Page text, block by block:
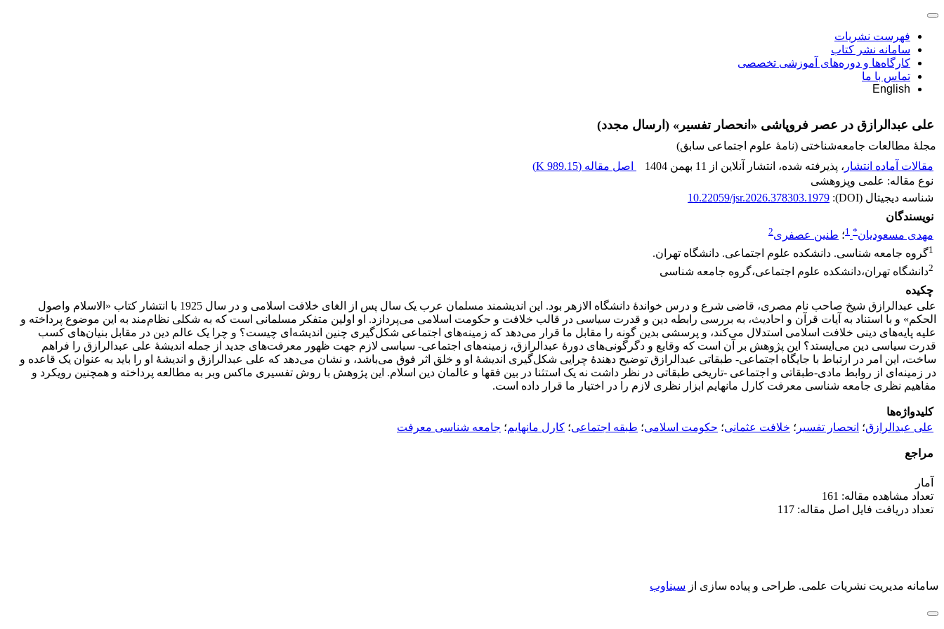
فهرست نشریات
سامانه نشر کتاب
کارگاه‌ها و دوره‌های آموزشی تخصصی
تماس با ما
English
علی عبدالرازق در عصر فروپاشی «انحصار تفسیر» (ارسال مجدد)
مجلۀ مطالعات جامعه‌شناختی (نامۀ علوم اجتماعی سابق)
مقالات آماده انتشار ، پذیرفته شده، انتشار آنلاین از 11 بهمن 1404 اصل مقاله (989.15 K
)
نوع مقاله: علمی وپزوهشی
شناسه دیجیتال (DOI):
10.22059/jsr.2026.378303.1979
نویسندگان
مهدی مسعودیان*
1؛ طنین عصفری2
1گروه جامعه شناسی. دانشکده علوم اجتماعی. دانشگاه تهران.
2دانشگاه تهران،دانشکده علوم اجتماعی،گروه جامعه شناسی
چکیده
علی عبدالرازق شیخ صاحب نام مصری، قاضی شرع و درس خواندۀ دانشگاه الازهر بود. این اندیشمند مسلمان عرب یک سال پس از الغای خلافت اسلامی و در سال 1925 با انتشار کتاب «الاسلام واصول
الحکم» و با استناد به آیات قرآن و احادیث، به بررسی رابطه دین و قدرت سیاسی در قالب خلافت و حکومت اسلامی می‌پردازد. او اولین متفکر مسلمانی است که به شکلی نظام‌مند به این موضوع پرداخته و
علیه پایه‌های دینی خلافت اسلامی استدلال می‌کند، و پرسشی بدین گونه را مقابل ما قرار می‌دهد که زمینه‌های اجتماعی شکل‌گیری چنین اندیشه‌ای چیست؟ و چرا یک عالم دین در مقابل بنیان‌های کسب
قدرت سیاسی دین می‌ایستد؟ این پژوهش بر آن است که وقایع و دگرگونی‌های دورۀ عبدالرازق، زمینه‌های اجتماعی- سیاسی لازم جهت ظهور معرفت‌های جدید از جمله اندیشۀ علی عبدالرازق را فراهم
ساخت، این امر در ارتباط با جایگاه اجتماعی- طبقاتی عبدالرازق توضیح دهندۀ چرایی شکل‌گیری اندیشۀ او و خلق اثر فوق می‌باشد، و نشان می‌دهد که علی عبدالرازق و اندیشۀ او را باید به عنوان یک قاعده و
در زمینه‌ای از روابط مادی-طبقاتی و اجتماعی -تاریخی طبقاتی در نظر داشت نه یک استثنا در بین فقها و عالمان دین اسلام. این پژوهش با روش تفسیری ماکس وبر به مطالعه پرداخته و همچنین رویکرد و
مفاهیم نظری جامعه شناسی معرفت کارل مانهایم ابزار نظری لازم را در اختیار ما قرار داده است.
کلیدواژه‌ها
علی عبدالرازق؛ انحصار تفسیر ؛ خلافت عثمانی؛ حکومت اسلامی؛ طبقه اجتماعی؛ کارل مانهایم؛ جامعه شناسی معرفت
مراجع
آمار
تعداد مشاهده مقاله: 161
تعداد دریافت فایل اصل مقاله: 117
سامانه مدیریت نشریات علمی. طراحی و پیاده سازی از سیناوب